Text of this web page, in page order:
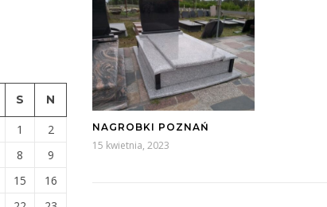
S N
1
2
8
9
15
16
NAGROBKI POZNAŃ
15 kwietnia, 2023